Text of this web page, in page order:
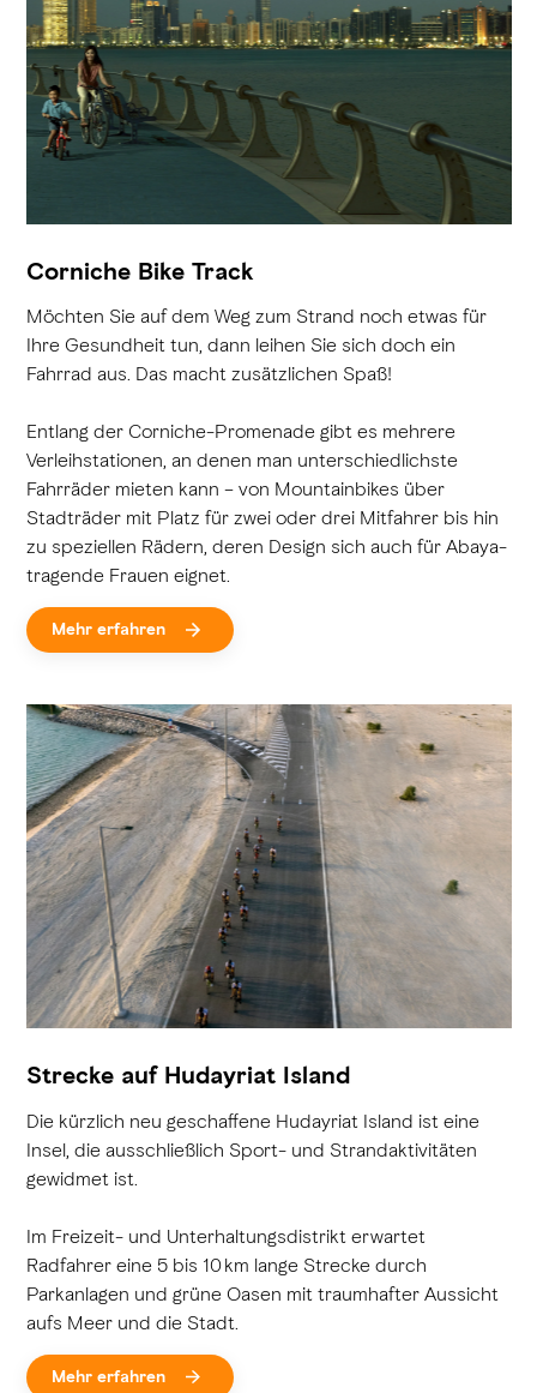
Corniche Bike Track
Möchten Sie auf dem Weg zum Strand noch etwas für
Ihre Gesundheit tun, dann leihen Sie sich doch ein
Fahrrad aus. Das macht zusätzlichen Spaß!
Entlang der Corniche-Promenade gibt es mehrere
Verleihstationen, an denen man unterschiedlichste
Fahrräder mieten kann – von Mountainbikes über
Stadträder mit Platz für zwei oder drei Mitfahrer bis hin
zu speziellen Rädern, deren Design sich auch für Abaya-
tragende Frauen eignet.
Mehr erfahren
Strecke auf Hudayriat Island
Die kürzlich neu geschaffene Hudayriat Island ist eine
Insel, die ausschließlich Sport- und Strandaktivitäten
gewidmet ist.
Im Freizeit- und Unterhaltungsdistrikt erwartet
Radfahrer eine 5 bis 10 km lange Strecke durch
Parkanlagen und grüne Oasen mit traumhafter Aussicht
aufs Meer und die Stadt.
Mehr erfahren